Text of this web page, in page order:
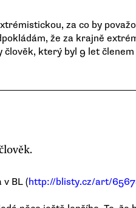
za co by
že za krajně
člověk, který byl 9 let
BL (http://blisty.cz/art/